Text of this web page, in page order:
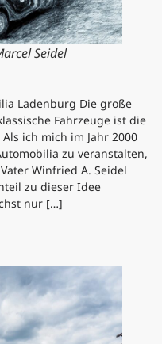
Seidel
Ladenburg Die große
Fahrzeuge ist die
ich mich im Jahr 2000
zu veranstalten,
Winfried A. Seidel
zu dieser Idee
nur […]